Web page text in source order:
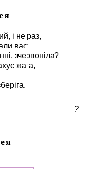
і не раз,
вас;
зчервоніла?
жага,
?